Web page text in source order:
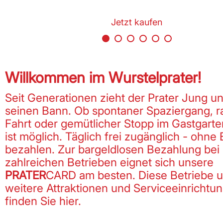
Jetzt kaufen
Willkommen im Wurstelprater!
Seit Generationen zieht der Prater Jung
seinen Bann. Ob spontaner Spaziergang,
Fahrt oder gemütlicher Stopp im
ist möglich. Täglich frei zugänglich - ohne
bezahlen. Zur bargeldlosen Bezahlung bei
zahlreichen Betrieben eignet sich unsere
PRATERCARD am besten. Diese Betriebe
weitere Attraktionen und
finden Sie hier.